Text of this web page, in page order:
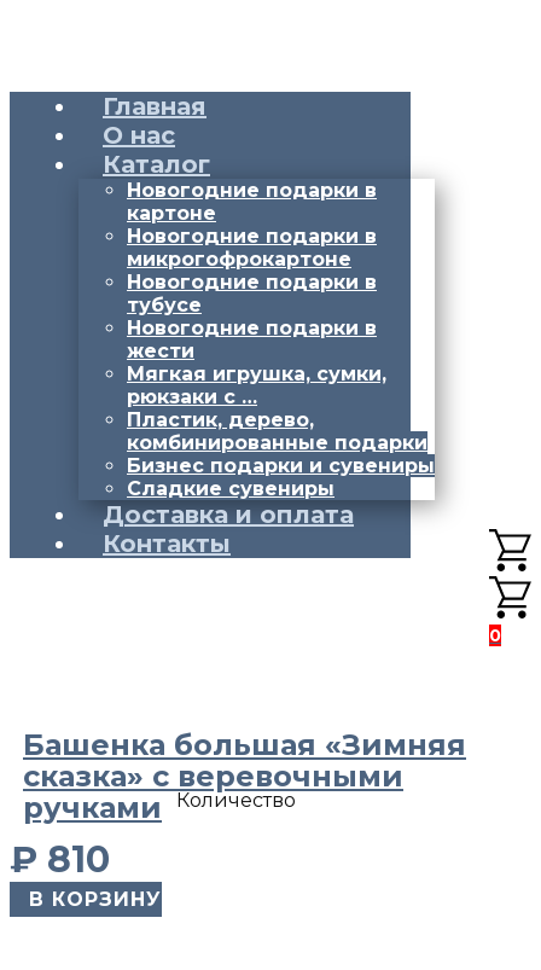
Главная
О нас
Каталог
Новогодние подарки в
картоне
Новогодние подарки в
микрогофрокартоне
Новогодние подарки в
тубусе
Новогодние подарки в
жести
Мягкая игрушка, сумки,
рюкзаки с …
Пластик, дерево,
комбинированные подарки
Бизнес подарки и сувениры
Сладкие сувениры
Доставка и оплата
Контакты
0
Башенка большая «Зимняя
сказка» с веревочными
ручками
₽ 810
​ В КОРЗИНУ
Количество